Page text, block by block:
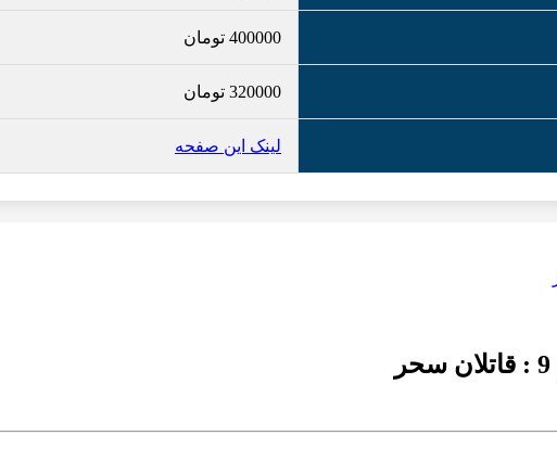
400000 تومان
320000 تومان
لینک این صفحه